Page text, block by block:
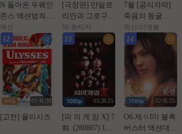
N 돌아온 두웨인
존스 액션범죄 [
쎈투럴 잉텔ㄹ1
전쑤 ] 공식자막
초고화질 FHD5.
액션
[극장판] 만달로
리안과 그로구. 2
026 (스타워즈, 1
2번째 장편 실사
영화)
SF/환타지
7월 [공식자막]
죽음의 동굴 목
숨 건 생존[ 데블
스 마우스 ]
최신/미개봉
12
01:41:39
[고전] 율리시즈
13
03:28:25
[피 의 게 임 X] 7
화. (260807) 10
14
02:05:25
O6.제ㅇI미 블록
버스터 액션대작